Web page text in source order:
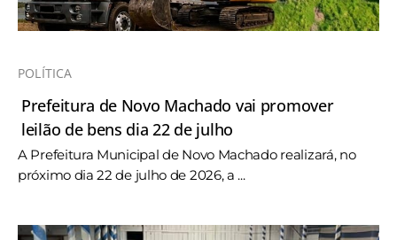
POLÍTICA
Prefeitura de Novo Machado vai promover
leilão de bens dia 22 de julho
A Prefeitura Municipal de Novo Machado realizará, no
próximo dia 22 de julho de 2026, a ...